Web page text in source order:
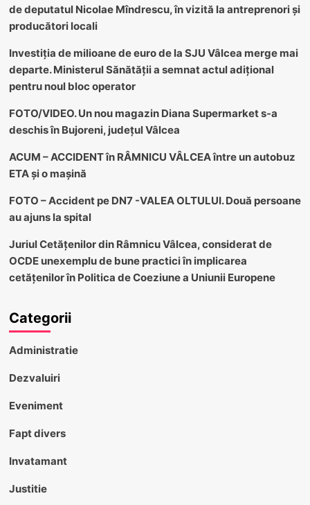
de deputatul Nicolae Mîndrescu, în vizită la antreprenori și
producători locali
Investiția de milioane de euro de la SJU Vâlcea merge mai
departe. Ministerul Sănătății a semnat actul adițional
pentru noul bloc operator
FOTO/VIDEO. Un nou magazin Diana Supermarket s-a
deschis în Bujoreni, județul Vâlcea
ACUM – ACCIDENT în RÂMNICU VÂLCEA între un autobuz
ETA și o mașină
FOTO – Accident pe DN7 -VALEA OLTULUI. Două persoane
au ajuns la spital
Juriul Cetățenilor din Râmnicu Vâlcea, considerat de
OCDE unexemplu de bune practici în implicarea
cetățenilor în Politica de Coeziune a Uniunii Europene
Categorii
Administratie
Dezvaluiri
Eveniment
Fapt divers
Invatamant
Justitie